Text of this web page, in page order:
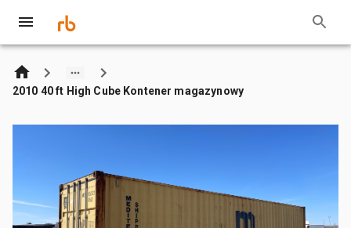
2010 40 ft High Cube Kontener magazynowy